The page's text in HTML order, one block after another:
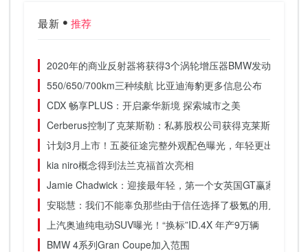
最新 推荐
2020年的商业反射器将获得3个涡轮增压器BMW发动机
550/650/700km三种续航 比亚迪海豹更多信息公布
CDX 畅享PLUS：开启豪华新境 探索城市之美
Cerberus控制了克莱斯勒：私募股权公司获得克莱斯勒集团
计划3月上市！五菱征途完整外观配色曝光，年轻更出色
kia niro概念得到法兰克福首次亮相
Jamie Chadwick：迎接最年轻，第一个女英国GT赢家
安聪慧：我们不能辜负那些由于信任选择了极氪的用户
上汽奥迪纯电动SUV曝光！“换标”ID.4X 年产9万辆
BMW 4系列Gran Coupe加入范围